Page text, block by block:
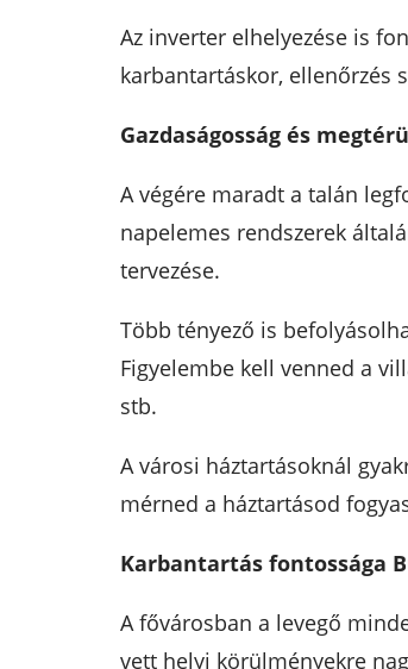
Az inverter elhelyezése is
karbantartáskor, ellenőrzés
Gazdaságosság és
A végére maradt a talán
napelemes rendszerek
tervezése.
Több tényező is
Figyelembe kell venned a
stb.
A városi háztartásoknál
mérned a háztartásod
Karbantartás fontossága
A fővárosban a levegő
vett helyi körülményekre